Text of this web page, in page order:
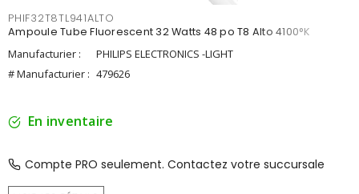
PHIF32T8TL941ALTO
Ampoule Tube Fluorescent 32 Watts 48 po T8 Alto 4100°K
Manufacturier :
PHILIPS ELECTRONICS -LIGHT
# Manufacturier : 479626
En inventaire
Compte PRO seulement. Contactez votre succursale